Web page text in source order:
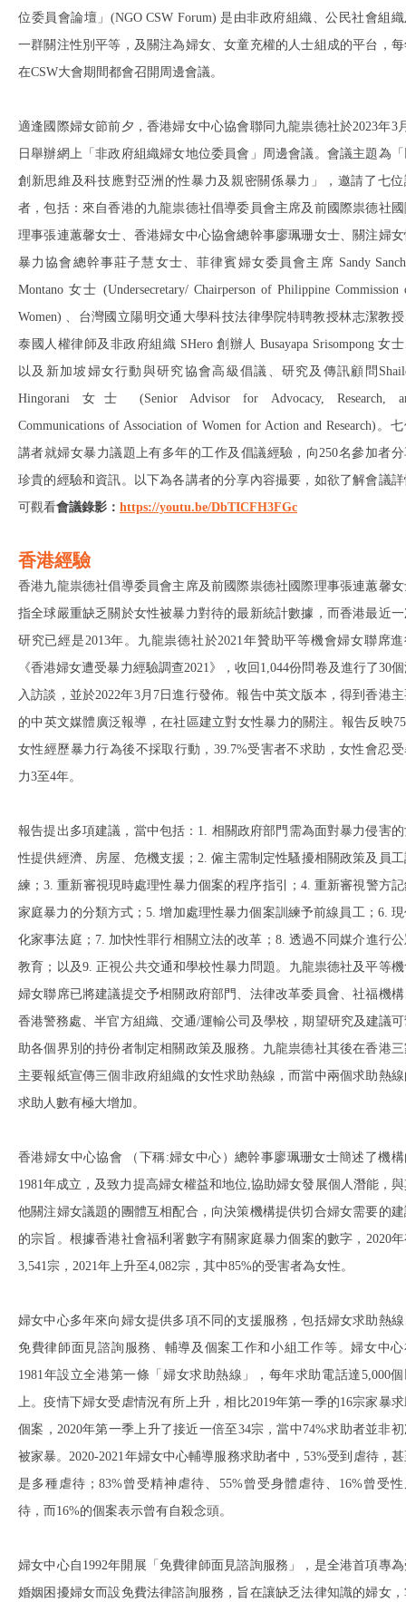
位委員會論壇」(NGO CSW Forum) 是由非政府組織、公民社會組
一群關注性別平等，及關注為婦女、女童充權的人士組成的平台，
在CSW大會期間都會召開周邊會議。
適逢國際婦女節前夕，香港婦女中心協會聯同九龍祟德社於2023年3
日舉辦網上「非政府組織婦女地位委員會」周邊會議。會議主題為
創新思維及科技應對亞洲的性暴力及親密關係暴力」，邀請了七位
者，包括：來自香港的九龍祟德社倡導委員會主席及前國際祟德社
理事張連蕙馨女士、香港婦女中心協會總幹事廖珮珊女士、關注婦
暴力協會總幹事莊子慧女士、菲律賓婦女委員會主席 Sandy
Montano 女士 (Undersecretary/ Chairperson of Philippine Commission
Women) 、台灣國立陽明交通大學科技法律學院特聘教授林志潔教
泰國人權律師及非政府組織 SHero 創辦人 Busayapa Srisompong 女
以及新加坡婦女行動與研究協會高級倡議、研究及傳訊顧問
Hingorani 女士 (Senior Advisor for Advocacy, Research,
Communications of Association of Women for Action and Research)。
講者就婦女暴力議題上有多年的工作及倡議經驗，向250名參加者
珍貴的經驗和資訊。以下為各講者的分享內容撮要，如欲了解會議
可觀看會議錄影： https://youtu.be/DbTICFH3FGc
香港經驗
香港九龍祟德社倡導委員會主席及前國際祟德社國際理事張連蕙馨
指全球嚴重缺乏關於女性被暴力對待的最新統計數據，而香港最近
研究已經是2013年。九龍祟德社於2021年贊助平等機會婦女聯席進
《香港婦女遭受暴力經驗調查2021》，收回1,044份問卷及進行了30
入訪談，並於2022年3月7日進行發佈。報告中英文版本，得到香港
的中英文媒體廣泛報導，在社區建立對女性暴力的關注。報告反映
女性經歷暴力行為後不採取行動，39.7%受害者不求助，女性會忍
力3至4年。
報告提出多項建議，當中包括：1. 相關政府部門需為面對暴力侵害
性提供經濟、房屋、危機支援；2. 僱主需制定性騷擾相關政策及員
練；3. 重新審視現時處理性暴力個案的程序指引；4. 重新審視警方
家庭暴力的分類方式；5. 增加處理性暴力個案訓練予前線員工；6.
化家事法庭；7. 加快性罪行相關立法的改革；8. 透過不同媒介進行
教育；以及9. 正視公共交通和學校性暴力問題。九龍祟德社及平等
婦女聯席已將建議提交予相關政府部門、法律改革委員會、社福機
香港警務處、半官方組織、交通/運輸公司及學校，期望研究及建議
助各個界別的持份者制定相關政策及服務。九龍祟德社其後在香港
主要報紙宣傳三個非政府組織的女性求助熱線，而當中兩個求助熱
求助人數有極大增加。
香港婦女中心協會 （下稱:婦女中心）總幹事廖珮珊女士簡述了機構
1981年成立，及致力提高婦女權益和地位,協助婦女發展個人潛能，
他關注婦女議題的團體互相配合，向決策機構提供切合婦女需要的
的宗旨。根據香港社會福利署數字有關家庭暴力個案的數字，2020
3,541宗，2021年上升至4,082宗，其中85%的受害者為女性。
婦女中心多年來向婦女提供多項不同的支援服務，包括婦女求助熱
免費律師面見諮詢服務、輔導及個案工作和小組工作等。婦女中心
1981年設立全港第一條「婦女求助熱線」，每年求助電話達5,000
上。疫情下婦女受虐情況有所上升，相比2019年第一季的16宗家暴
個案，2020年第一季上升了接近一倍至34宗，當中74%求助者並非
被家暴。2020-2021年婦女中心輔導服務求助者中，53%受到虐待，
是多種虐待；83%曾受精神虐待、55%曾受身體虐待、16%曾受性
待，而16%的個案表示曾有自殺念頭。
婦女中心自1992年開展「免費律師面見諮詢服務」，是全港首項專
婚姻困擾婦女而設免費法律諮詢服務，旨在讓缺乏法律知識的婦女